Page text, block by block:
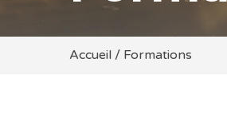
Accueil / Formations